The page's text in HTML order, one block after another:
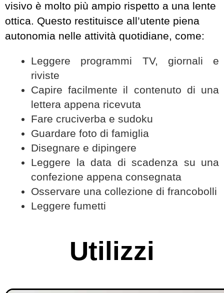
visivo è molto più ampio rispetto a una lente
ottica. Questo restituisce all’utente piena
autonomia nelle attività quotidiane, come:
Leggere programmi TV, giornali e
riviste
Capire facilmente il contenuto di una
lettera appena ricevuta
Fare cruciverba e sudoku
Guardare foto di famiglia
Disegnare e dipingere
Leggere la data di scadenza su una
confezione appena consegnata
Osservare una collezione di francobolli
Leggere fumetti
Utilizzi